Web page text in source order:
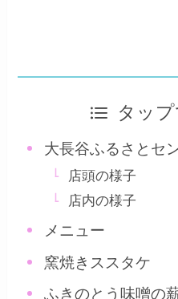
タッ
大長谷ふるさとセ
店頭の様子
店内の様子
メニュー
窯焼きススタケ
ふきのとう味噌の